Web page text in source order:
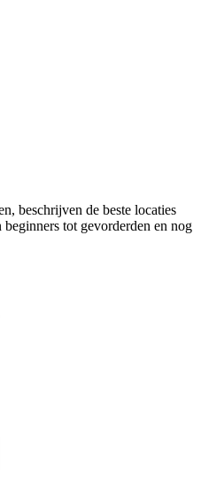
beschrijven de beste locaties
tot gevorderden en nog